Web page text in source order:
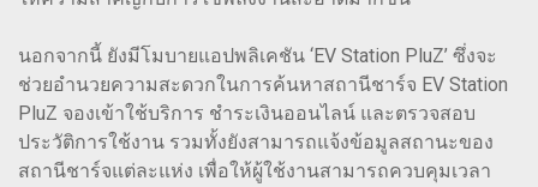
นอกจากนี้ ยังมีโมบายแอปพลิเคชัน ‘EV Station PluZ’ ซึ่งจะ
ช่วยอำนวยความสะดวกในการค้นหาสถานีชาร์จ EV Station
PluZ จองเข้าใช้บริการ ชำระเงินออนไลน์ และตรวจสอบ
ประวัติการใช้งาน รวมทั้งยังสามารถแจ้งข้อมูลสถานะของ
สถานีชาร์จแต่ละแห่ง เพื่อให้ผู้ใช้งานสามารถควบคุมเวลา